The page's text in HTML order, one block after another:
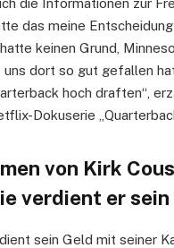
die Informationen zur
das meine
keinen Grund,
uns dort so gut gefallen
hoch draften“,
Dokuserie
von Kirk
verdient er sein
sein Geld mit seiner